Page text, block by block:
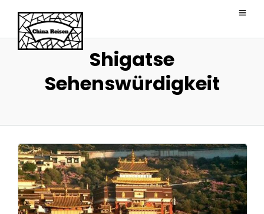
Shigatse
Sehenswürdigkeit